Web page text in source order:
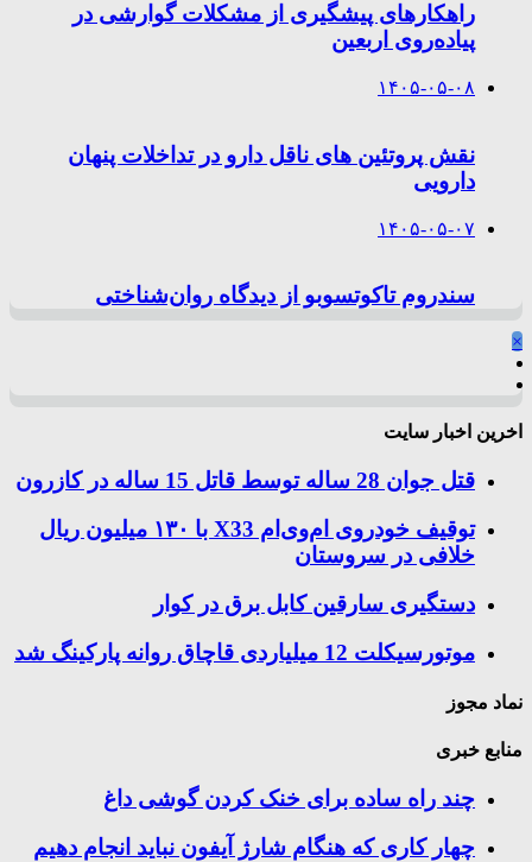
راهکارهای پیشگیری از مشکلات گوارشی در
پیاده‌روی اربعین
۱۴۰۵-۰۵-۰۸
نقش پروتئین های ناقل دارو در تداخلات پنهان
دارویی
۱۴۰۵-۰۵-۰۷
سندروم تاکوتسوبو از دیدگاه روان‌شناختی
×
اخرین اخبار سایت
قتل جوان 28 ساله توسط قاتل 15 ساله در کازرون
توقیف خودروی ام‌وی‌ام X33 با ۱۳۰ میلیون ریال
خلافی در سروستان
دستگیری سارقین کابل برق در کوار
موتورسيكلت 12 ميلياردی قاچاق روانه پاركينگ شد
نماد مجوز
منابع خبری
چند راه‌ ساده برای خنک کردن گوشی داغ
چهار کاری که هنگام شارژ آیفون نباید انجام دهیم